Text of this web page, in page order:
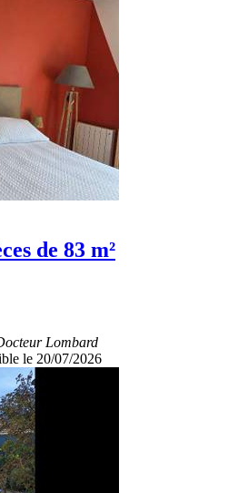
de 83 m²
Lombard
le 20/07/2026